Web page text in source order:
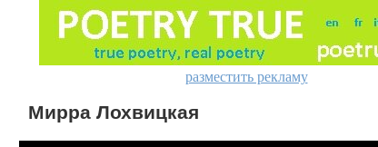
разместить рекламу
Мирра Лохвицкая